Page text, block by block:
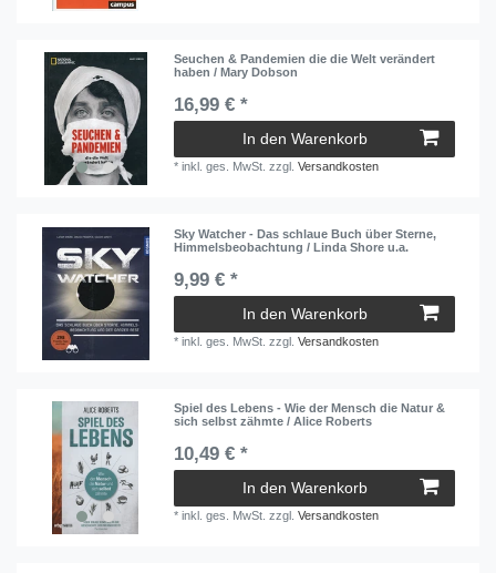
Seuchen & Pandemien die die Welt verändert
haben / Mary Dobson
16,99 € *
In den Warenkorb
*inkl. ges. MwSt. zzgl.Versandkosten
Sky Watcher - Das schlaue Buch über Sterne,
Himmelsbeobachtung / Linda Shore u.a.
9,99 € *
In den Warenkorb
*inkl. ges. MwSt. zzgl.Versandkosten
Spiel des Lebens - Wie der Mensch die Natur &
sich selbst zähmte / Alice Roberts
10,49 € *
In den Warenkorb
*inkl. ges. MwSt. zzgl.Versandkosten